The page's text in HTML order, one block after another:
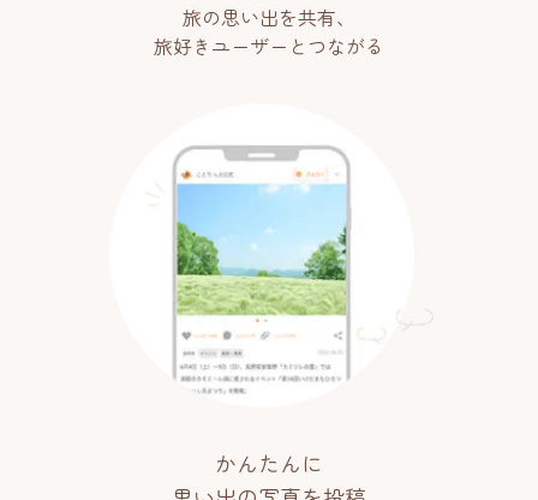
旅の思い出を共有、
旅好きユーザーとつながる
かんたんに